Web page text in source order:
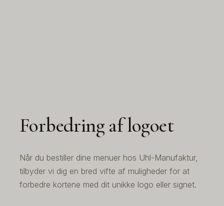
Forbedring af logoet
Når du bestiller dine menuer hos Uhl-Manufaktur,
tilbyder vi dig en bred vifte af muligheder for at
forbedre kortene med dit unikke logo eller signet.